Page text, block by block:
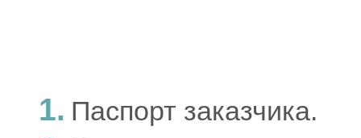
Паспорт заказчика.